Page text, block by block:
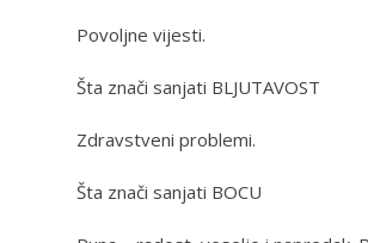
Povoljne vijesti.
Šta znači sanjati BLJUTAVOST
Zdravstveni problemi.
Šta znači sanjati BOCU